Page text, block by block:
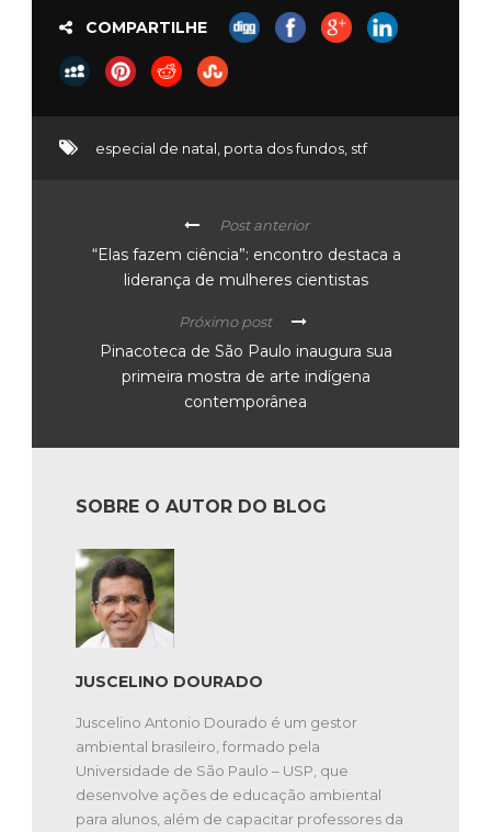
COMPARTILHE
especial de natal porta dos fundos stf
Post anterior
“Elas fazem ciência”: encontro destaca a
liderança de mulheres cientistas
Próximo post
Pinacoteca de São Paulo inaugura sua
primeira mostra de arte indígena
contemporânea
SOBRE O AUTOR DO BLOG
JUSCELINO DOURADO
Juscelino Antonio Dourado é um gestor
ambiental brasileiro, formado pela
Universidade de São Paulo – USP, que
desenvolve ações de educação ambiental
para alunos, além de capacitar professores da